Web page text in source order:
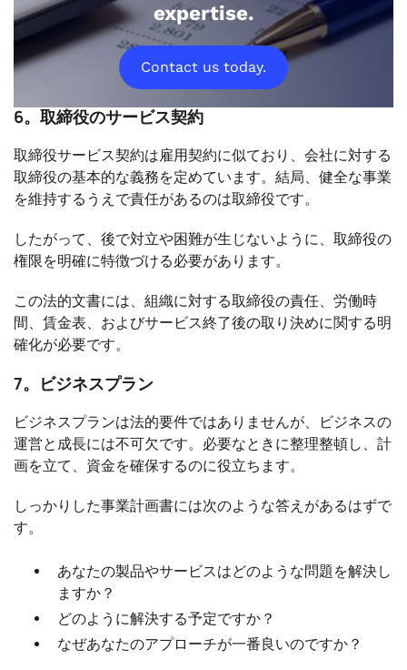
expertise.
Contact us today.
6。取締役のサービス契約
取締役サービス契約は雇用契約に似ており、会社に対する
取締役の基本的な義務を定めています。結局、健全な事業
を維持するうえで責任があるのは取締役です。
したがって、後で対立や困難が生じないように、取締役の
権限を明確に特徴づける必要があります。
この法的文書には、組織に対する取締役の責任、労働時
間、賃金表、およびサービス終了後の取り決めに関する明
確化が必要です。
7。ビジネスプラン
ビジネスプランは法的要件ではありませんが、ビジネスの
運営と成長には不可欠です。必要なときに整理整頓し、計
画を立て、資金を確保するのに役立ちます。
しっかりした事業計画書には次のような答えがあるはずで
す。
あなたの製品やサービスはどのような問題を解決し
ますか？
どのように解決する予定ですか？
なぜあなたのアプローチが一番良いのですか？